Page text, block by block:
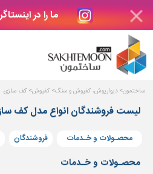
ما را در
دکوراسیون
بتن
های
بتنی
و
پنجره
ساختمون دیوارپوش، کفپوش و سنگ کفپوش کف سازی
لیست فروشندگان انواع مدل کف
محصـولات و خـدمات فروشندگان
محصـولات و خـدمات